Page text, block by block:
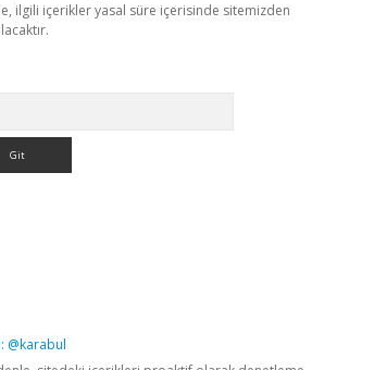
ilgili içerikler yasal süre içerisinde sitemizden
@karabul